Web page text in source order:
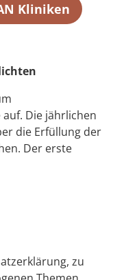
Kliniken
Die jährlichen
die Erfüllung der
Der erste
zu